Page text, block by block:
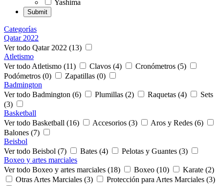
Yashima
Categorías
Qatar 2022
Ver todo Qatar 2022 (13)
Atletismo
Ver todo Atletismo (11)
Clavos (4)
Cronómetros (5)
Podómetros (0)
Zapatillas (0)
Badmington
Ver todo Badmington (6)
Plumillas (2) Raquetas (4)
Sets
(3)
Basketball
Ver todo Basketball (16)
Accesorios (3)
Aros y Redes (6)
Balones (7)
Beisbol
Ver todo Beisbol (7)
Bates (4)
Pelotas y Guantes (3)
Boxeo y artes marciales
Ver todo Boxeo y artes marciales (18)
Boxeo (10)
Karate (2)
Otras Artes Marciales (3)
Protección para Artes Marciales (3)